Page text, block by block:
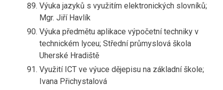
Výuka jazyků s využitím elektronických slovníků;
Mgr. Jiří Havlík
Výuka předmětu aplikace výpočetní techniky v
technickém lyceu; Střední průmyslová škola
Uherské Hradiště
Využití ICT ve výuce dějepisu na základní škole;
Ivana Přichystalová